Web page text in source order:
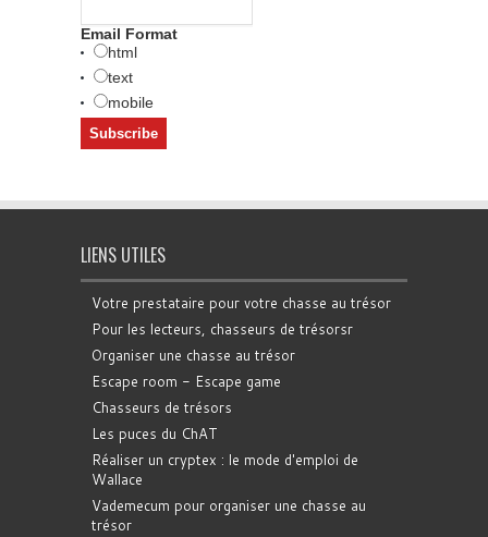
Email Format
html
text
mobile
LIENS UTILES
Votre prestataire pour votre chasse au trésor
Pour les lecteurs, chasseurs de trésorsr
Organiser une chasse au trésor
Escape room - Escape game
Chasseurs de trésors
Les puces du ChAT
Réaliser un cryptex : le mode d'emploi de
Wallace
Vademecum pour organiser une chasse au
trésor